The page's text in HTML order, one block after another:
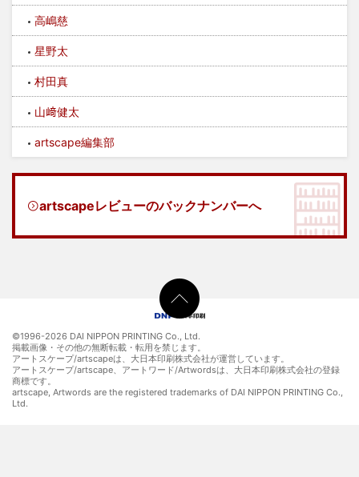
高嶋慈
星野太
村田真
山﨑健太
artscape編集部
artscapeレビューのバックナンバーへ
©1996-2026 DAI NIPPON PRINTING Co., Ltd.
掲載画像・その他の無断転載・転用を禁じます。
アートスケープ/artscapeは、大日本印刷株式会社が運営しています。
アートスケープ/artscape、アートワード/Artwordsは、大日本印刷株式会社の登録
商標です。
artscape, Artwords are the registered trademarks of DAI NIPPON PRINTING Co.,
Ltd.